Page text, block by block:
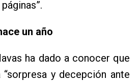
un año
ha dado a conocer que
“sorpresa y decepción ante